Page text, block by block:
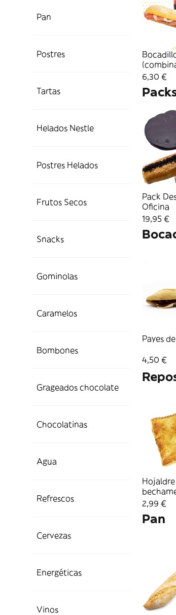
Pan
Postres
Tartas
Helados Nestle
Postres Helados
Frutos Secos
Snacks
Gominolas
Caramelos
Bombones
Grageados chocolate
Chocolatinas
Agua
Refrescos
Cervezas
Energéticas
Vinos
quieras)
6,30 €
Pack
Oficina
19,95 €
Payes
4,50 €
2,99 €
Pan